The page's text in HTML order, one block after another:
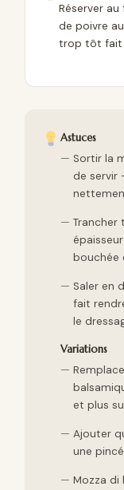
Réserver
de poivre
trop tôt fait
Astuces
Sortir la
de servir
Trancher
bouchée
Saler en
fait
le
Variations
et plus
Ajouter
une
Mozza di